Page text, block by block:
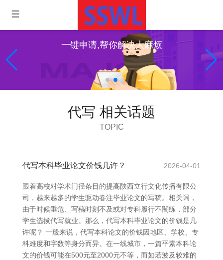
一键申请,帮你解决大麻烦
代写 相关话题
TOPIC
代写本科毕业论文价钱几许？ 2026-04-01
跟着高校对学术门径条目的提高陕西立行文化传播有限公
司，越来越多的学生驱动眷注毕业论文的写稿。相关词，
由于时候垂危、写稿时刻不及或对专科履行不闇练，部分
学生选拔代写就业。那么，代写本科毕业论文的价钱是几
许呢？ 一般来说，代写本科论文的价钱因地区、学校、专
科难度和字数等身分而异。在一线城市，一篇平素本科论
文的价钱可能在500元至2000元不等，而如若波及较难的